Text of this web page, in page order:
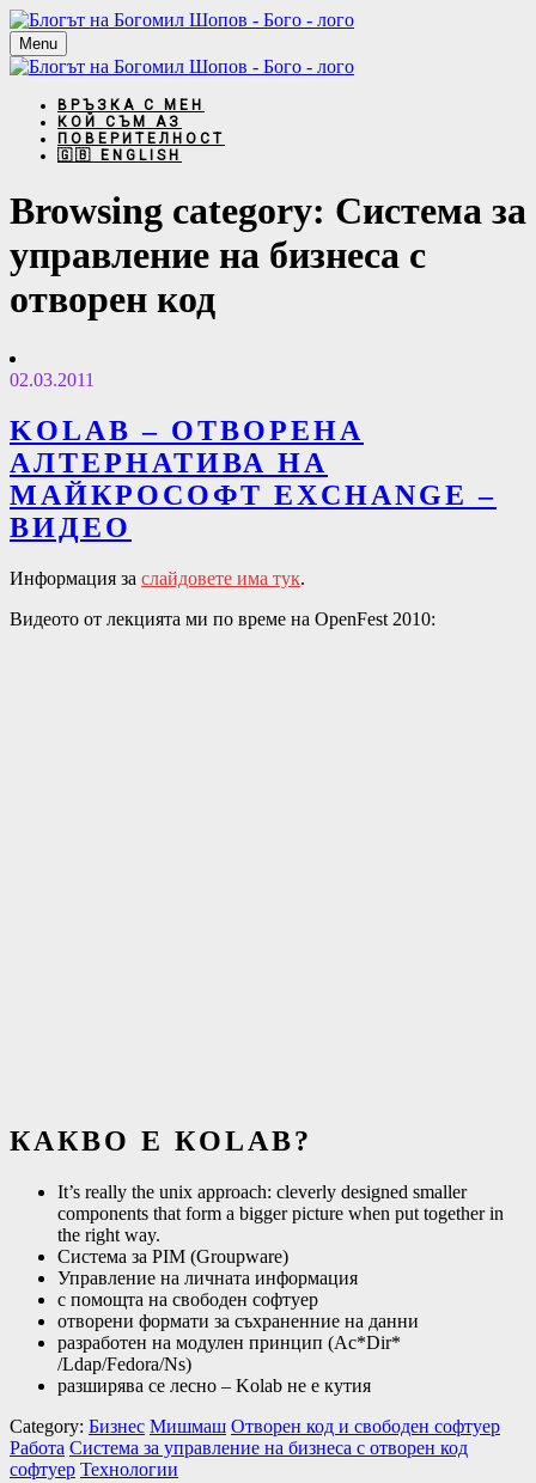
Menu
ВРЪЗКА С МЕН
КОЙ СЪМ АЗ
ПОВЕРИТЕЛНОСТ
🇬🇧 ENGLISH
Browsing category: Система за
управление на бизнеса с
отворен код
02.03.2011
KOLAB – ОТВОРЕНА
АЛТЕРНАТИВА НА
МАЙКРОСОФТ EXCHANGE –
ВИДЕО
Информация за слайдовете има тук.
Видеото от лекцията ми по време на OpenFest 2010:
КАКВО Е КOLAB?
It’s really the unix approach: cleverly designed smaller
components that form a bigger picture when put together in
the right way.
Система за PIM (Groupware)
Управление на личната информация
с помощта на свободен софтуер
отворени формати за съхраненние на данни
разработен на модулен принцип (Ac*Dir*
/Ldap/Fedora/Ns)
разширява се лесно – Kolab не е кутия
Category: Бизнес Мишмаш Отворен код и свободен софтуер
Работа Система за управление на бизнеса с отворен код
софтуер Технологии